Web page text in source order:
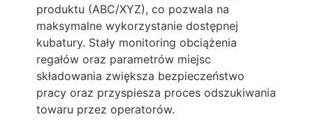
produktu (ABC/XYZ), co pozwala na
maksymalne wykorzystanie dostępnej
kubatury. Stały monitoring obciążenia
regałów oraz parametrów miejsc
składowania zwiększa bezpieczeństwo
pracy oraz przyspiesza proces odszukiwania
towaru przez operatorów.